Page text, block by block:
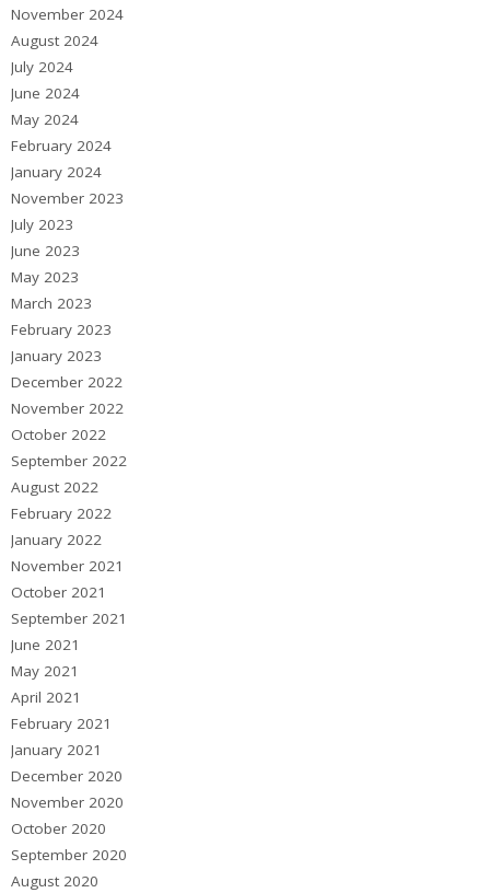
November 2024
August 2024
July 2024
June 2024
May 2024
February 2024
January 2024
November 2023
July 2023
June 2023
May 2023
March 2023
February 2023
January 2023
December 2022
November 2022
October 2022
September 2022
August 2022
February 2022
January 2022
November 2021
October 2021
September 2021
June 2021
May 2021
April 2021
February 2021
January 2021
December 2020
November 2020
October 2020
September 2020
August 2020